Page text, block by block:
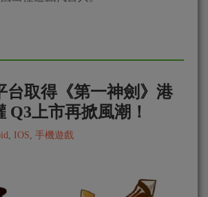
台取得《第一神劍》港
Q3上市再掀風潮！
IOS 手機遊戲